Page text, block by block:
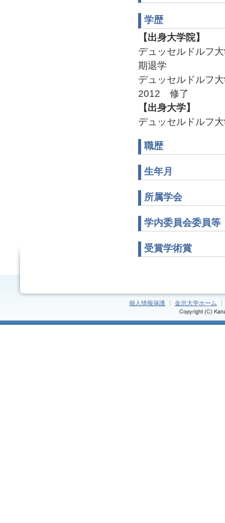
学歴
【出身大学院】
デュッセルドル
期退学
デュッセルドル
2012 修了
【出身大学】
デュッセルドル
職歴
生年月
所属学会
学内委員会委員等
受賞学術賞
個人情報保護 金沢大学ホーム